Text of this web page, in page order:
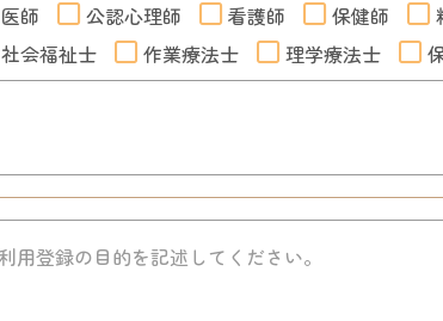
医師 公認心理師 看護師 保健師
社会福祉士
作業療法士 理学療法士